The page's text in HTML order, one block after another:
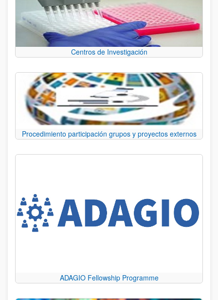
Centros de Investigación
Procedimiento participación grupos y proyectos externos
ADAGIO Fellowship Programme